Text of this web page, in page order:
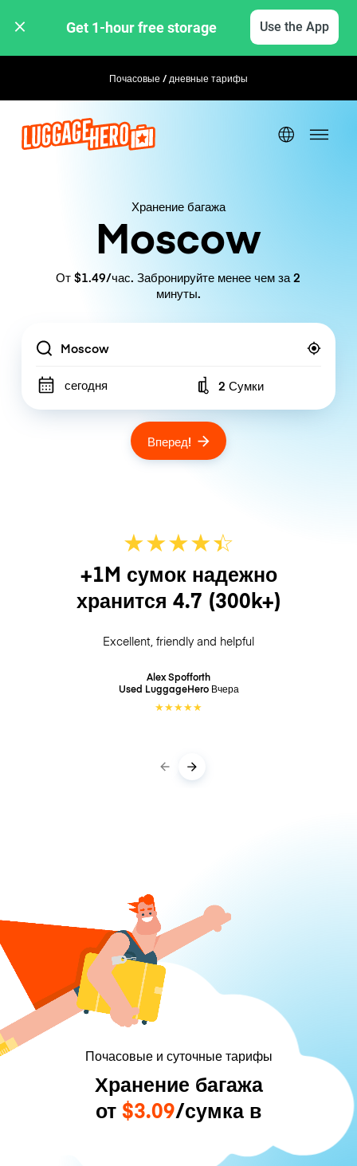
Get 1-hour free storage Use the App
Почасовые / дневные тарифы Гибкое бронирование
Хранение багажа
Moscow
От $1.49/час. Забронируйте менее чем за 2
минуты.
Location
сегодня Number of bags
2 Сумки
Вперед!
★★★★☆
★
+1M сумок надежно
хранится 4.7 (300k+)
Excellent, friendly and helpful
Alex Spofforth
Used LuggageHero Вчера
★★★★★
Почасовые и суточные тарифы
Хранение багажа
от $3.09/сумка в